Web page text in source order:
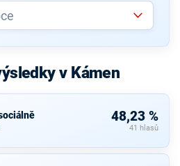
v Kámen
48,23 %
41 hlasů